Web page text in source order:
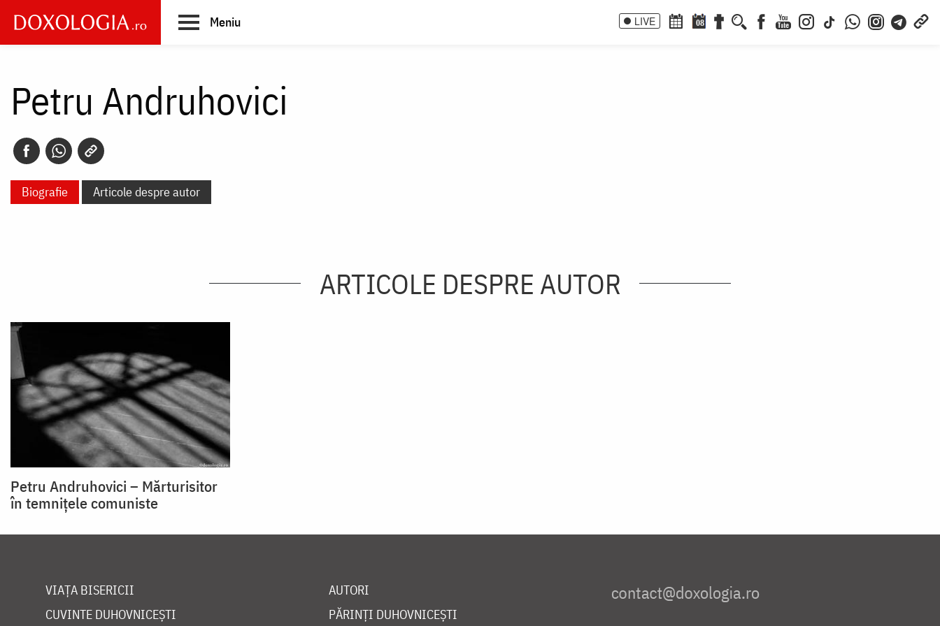
main
Meniu LIVE 08
Petru Andruhovici
Biografie Articole despre autor
ARTICOLE DESPRE AUTOR
Petru Andruhovici – Mărturisitor
în temnițele comuniste
VIAȚA BISERICII
CUVINTE DUHOVNICEȘTI
AUTORI
PĂRINȚI DUHOVNICEȘTI